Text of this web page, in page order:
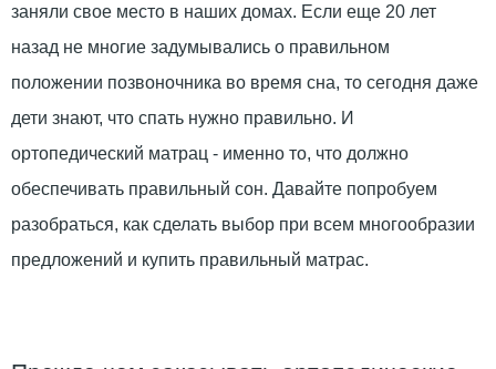
заняли свое место в наших домах. Если еще 20 лет
назад не многие задумывались о правильном
положении позвоночника во время сна, то сегодня даже
дети знают, что спать нужно правильно. И
ортопедический матрац - именно то, что должно
обеспечивать правильный сон. Давайте попробуем
разобраться, как сделать выбор при всем многообразии
предложений и купить правильный матрас.